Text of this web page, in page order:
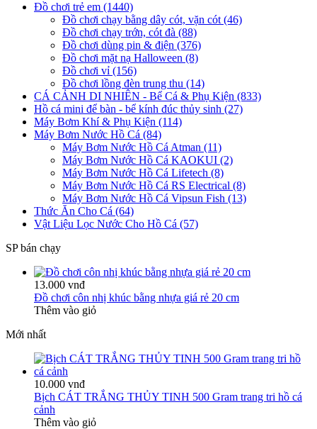
Đồ chơi trẻ em (1440)
Đồ chơi chạy bằng dây cót, vặn cót (46)
Đồ chơi chạy trớn, cót đà (88)
Đồ chơi dùng pin & điện (376)
Đồ chơi mặt nạ Halloween (8)
Đồ chơi vỉ (156)
Đồ chơi lồng đèn trung thu (14)
CÁ CẢNH DI NHIÊN - Bể Cá & Phụ Kiện (833)
Hồ cá mini để bàn - bể kính đúc thủy sinh (27)
Máy Bơm Khí & Phụ Kiện (114)
Máy Bơm Nước Hồ Cá (84)
Máy Bơm Nước Hồ Cá Atman (11)
Máy Bơm Nước Hồ Cá KAOKUI (2)
Máy Bơm Nước Hồ Cá Lifetech (8)
Máy Bơm Nước Hồ Cá RS Electrical (8)
Máy Bơm Nước Hồ Cá Vipsun Fish (13)
Thức Ăn Cho Cá (64)
Vật Liệu Lọc Nước Cho Hồ Cá (57)
SP bán chạy
13.000 vnđ
Đồ chơi côn nhị khúc bằng nhựa giá rẻ 20 cm
Thêm vào giỏ
Mới nhất
10.000 vnđ
Bịch CÁT TRẮNG THỦY TINH 500 Gram trang tri hồ cá
cảnh
Thêm vào giỏ